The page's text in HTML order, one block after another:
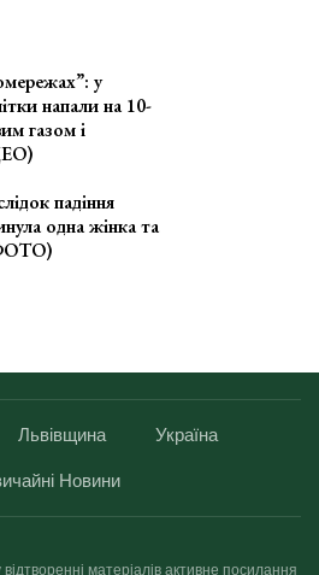
у
напали на 10-
газом і
падіння
одна жінка та
Львівщина Україна
Новини
матеріалів активне посилання